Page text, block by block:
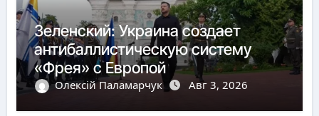
Зеленский: Украина создает
антибаллистическую систему
«Фрея» с Европой
Олексій Паламарчук Авг 3, 2026